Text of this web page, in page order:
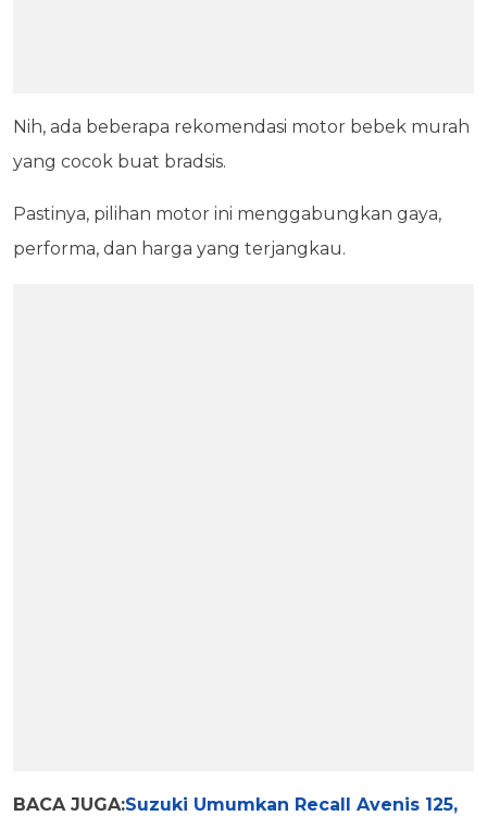
Nih, ada beberapa rekomendasi motor bebek murah
yang cocok buat bradsis.
Pastinya, pilihan motor ini menggabungkan gaya,
performa, dan harga yang terjangkau.
BACA JUGA:Suzuki Umumkan Recall Avenis 125,